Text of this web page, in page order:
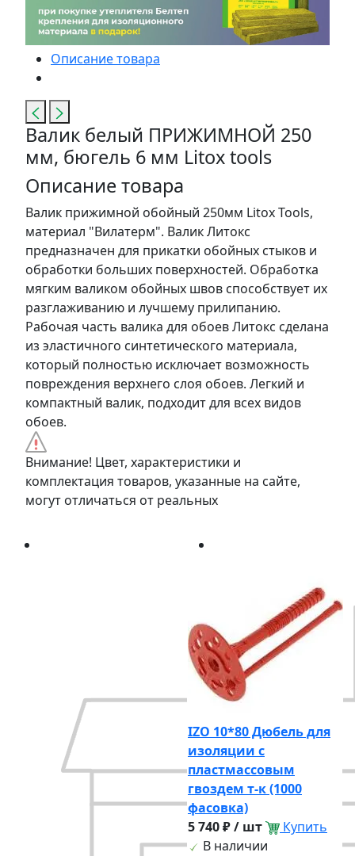
Описание товара
Валик белый ПРИЖИМНОЙ 250
мм, бюгель 6 мм Litox tools
Описание товара
Валик прижимной обойный 250мм Litox Tools,
материал "Вилатерм". Валик Литокс
предназначен для прикатки обойных стыков и
обработки больших поверхностей. Обработка
мягким валиком обойных швов способствует их
разглаживанию и лучшему прилипанию.
Рабочая часть валика для обоев Литокс сделана
из эластичного синтетического материала,
который полностью исключает возможность
повреждения верхнего слоя обоев. Легкий и
компактный валик, подходит для всех видов
обоев.
Внимание! Цвет, характеристики и
комплектация товаров, указанные на сайте,
могут отличаться от реальных
IZO 10*80 Дюбель для
изоляции с
пластмассовым
гвоздем т-к (1000
фасовка)
5 740 ₽ / шт
Купить
В наличии